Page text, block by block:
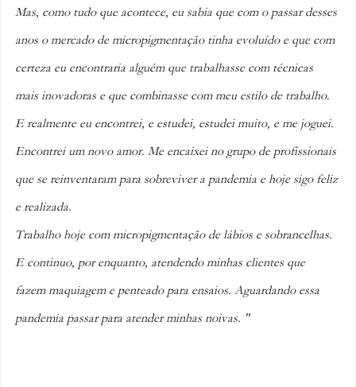
Mas, como tudo que acontece, eu sabia que com o passar desses
anos o mercado de micropigmentação tinha evoluído e que com
certeza eu encontraria alguém que trabalhasse com técnicas
mais inovadoras e que combinasse com meu estilo de trabalho.
E realmente eu encontrei, e estudei, estudei muito, e me joguei.
Encontrei um novo amor. Me encaixei no grupo de profissionais
que se reinventaram para sobreviver a pandemia e hoje sigo feliz
e realizada.
Trabalho hoje com micropigmentação de lábios e sobrancelhas.
E continuo, por enquanto, atendendo minhas clientes que
fazem maquiagem e penteado para ensaios. Aguardando essa
pandemia passar para atender minhas noivas. "